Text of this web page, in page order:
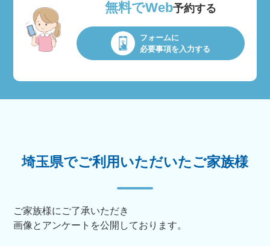
無料でWeb予約する
フォームに
必要事項を入力する
埼玉県でご利用いただいたご家族様
ご家族様にご了承いただき
画像とアンケートを公開しております。